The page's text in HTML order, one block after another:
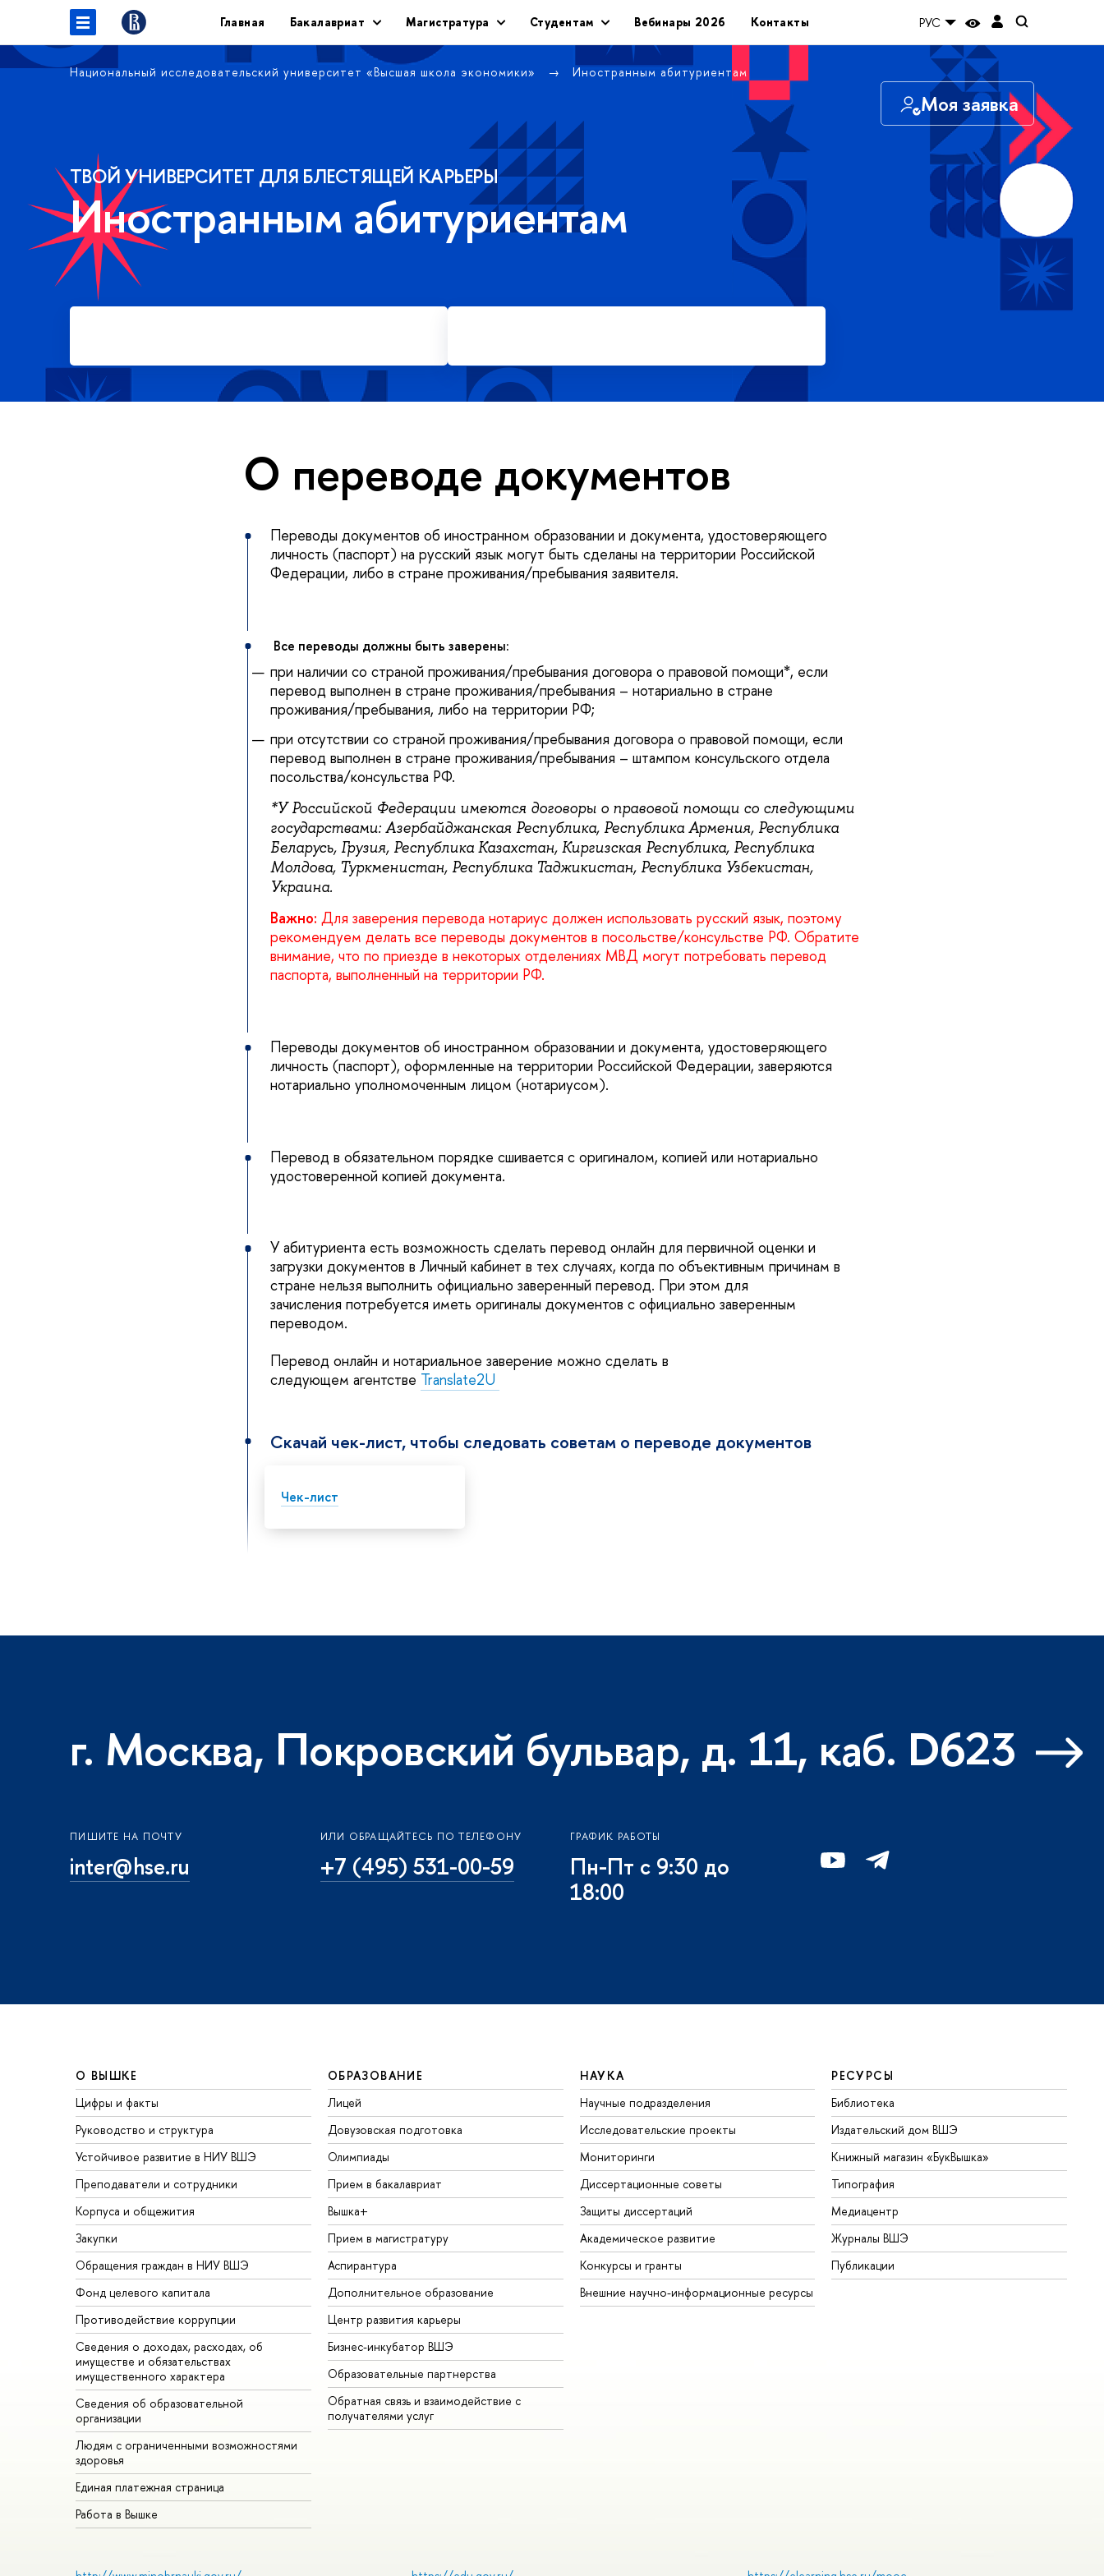
Главная Бакалавриат Магистратура Студентам Вебинары 2026 Контакты РУС
Национальный исследовательский университет «Высшая школа экономики» Иностранным абитуриентам
Моя заявка
ТВОЙ УНИВЕРСИТЕТ ДЛЯ БЛЕСТЯЩЕЙ КАРЬЕРЫ
Иностранным абитуриентам
О переводе документов
Переводы документов об иностранном образовании и документа, удостоверяющего
личность (паспорт) на русский язык могут быть сделаны на территории Российской
Федерации, либо в стране проживания/пребывания заявителя.
Все переводы должны быть заверены:
при наличии со страной проживания/пребывания договора о правовой помощи*, если
перевод выполнен в стране проживания/пребывания – нотариально в стране
проживания/пребывания, либо на территории РФ;
при отсутствии со страной проживания/пребывания договора о правовой помощи, если
перевод выполнен в стране проживания/пребывания – штампом консульского отдела
посольства/консульства РФ.
*У Российской Федерации имеются договоры о правовой помощи со следующими
государствами: Азербайджанская Республика, Республика Армения, Республика
Беларусь, Грузия, Республика Казахстан, Киргизская Республика, Республика
Молдова, Туркменистан, Республика Таджикистан, Республика Узбекистан,
Украина.
Важно: Для заверения перевода нотариус должен использовать русский язык, поэтому
рекомендуем делать все переводы документов в посольстве/консульстве РФ. Обратите
внимание, что по приезде в некоторых отделениях МВД могут потребовать перевод
паспорта, выполненный на территории РФ.
Переводы документов об иностранном образовании и документа, удостоверяющего
личность (паспорт), оформленные на территории Российской Федерации, заверяются
нотариально уполномоченным лицом (нотариусом).
Перевод в обязательном порядке сшивается с оригиналом, копией или нотариально
удостоверенной копией документа.
У абитуриента есть возможность сделать перевод онлайн для первичной оценки и
загрузки документов в Личный кабинет в тех случаях, когда по объективным причинам в
стране нельзя выполнить официально заверенный перевод. При этом для
зачисления потребуется иметь оригиналы документов с официально заверенным
переводом.
Перевод онлайн и нотариальное заверение можно сделать в
следующем агентстве Translate2U
Скачай чек-лист, чтобы следовать советам о переводе документов
Чек-лист
г. Москва, Покровский бульвар, д. 11, каб. D623
ПИШИТЕ НА ПОЧТУ
inter@hse.ru
ИЛИ ОБРАЩАЙТЕСЬ ПО ТЕЛЕФОНУ
+7 (495) 531-00-59
ГРАФИК РАБОТЫ
Пн-Пт с 9:30 до
18:00
О ВЫШКЕ
Цифры и факты
Руководство и структура
Устойчивое развитие в НИУ ВШЭ
Преподаватели и сотрудники
Корпуса и общежития
Закупки
Обращения граждан в НИУ ВШЭ
Фонд целевого капитала
Противодействие коррупции
Сведения о доходах, расходах, об
имуществе и обязательствах
имущественного характера
Сведения об образовательной
организации
Людям с ограниченными возможностями
здоровья
Единая платежная страница
Работа в Вышке
ОБРАЗОВАНИЕ
Лицей
Довузовская подготовка
Олимпиады
Прием в бакалавриат
Вышка+
Прием в магистратуру
Аспирантура
Дополнительное образование
Центр развития карьеры
Бизнес-инкубатор ВШЭ
Образовательные партнерства
Обратная связь и взаимодействие с
получателями услуг
НАУКА
Научные подразделения
Исследовательские проекты
Мониторинги
Диссертационные советы
Защиты диссертаций
Академическое развитие
Конкурсы и гранты
Внешние научно-информационные ресурсы
РЕСУРСЫ
Библиотека
Издательский дом ВШЭ
Книжный магазин «БукВышка»
Типография
Медиацентр
Журналы ВШЭ
Публикации